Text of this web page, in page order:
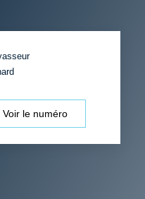
Voir le numéro